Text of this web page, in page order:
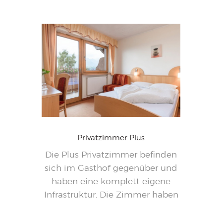
Ab150,-
pro Nacht
Privatzimmer Plus
Die Plus Privatzimmer befinden
sich im Gasthof gegenüber und
haben eine komplett eigene
Infrastruktur. Die Zimmer haben